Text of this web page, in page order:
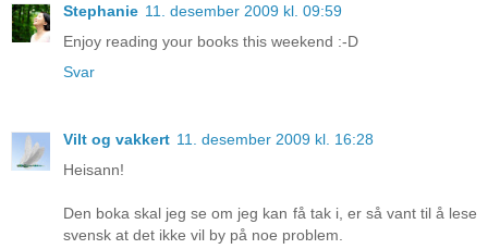
Stephanie 11. desember 2009 kl. 09:59
Enjoy reading your books this weekend :-D
Svar
Vilt og vakkert 11. desember 2009 kl. 16:28
Heisann!
Den boka skal jeg se om jeg kan få tak i, er så vant til å lese
svensk at det ikke vil by på noe problem.